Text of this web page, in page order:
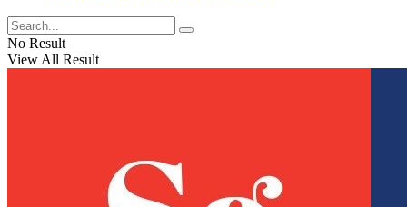
No Result
View All Result